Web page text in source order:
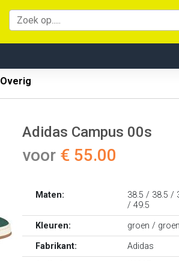
Overig
Adidas Campus 00s
voor € 55.00
Maten:
38.5 / 38.5 /
/ 49.5
Kleuren:
groen / groen
Fabrikant:
Adidas